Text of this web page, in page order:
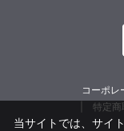
コーポレ
特定商
当サイトでは、サイ